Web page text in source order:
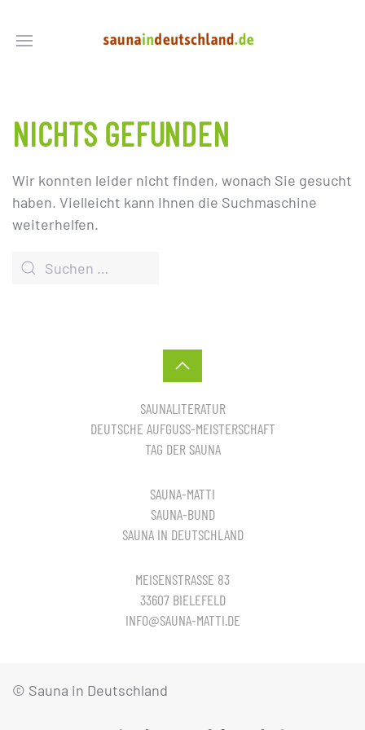
NICHTS GEFUNDEN
Wir konnten leider nicht finden, wonach Sie gesucht
haben. Vielleicht kann Ihnen die Suchmaschine
weiterhelfen.
SAUNALITERATUR
DEUTSCHE AUFGUSS-MEISTERSCHAFT
TAG DER SAUNA
SAUNA-MATTI
SAUNA-BUND
SAUNA IN DEUTSCHLAND
MEISENSTRASSE 83
33607 BIELEFELD
INFO@SAUNA-MATTI.DE
© Sauna in Deutschland